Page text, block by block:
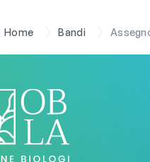
Home Bandi